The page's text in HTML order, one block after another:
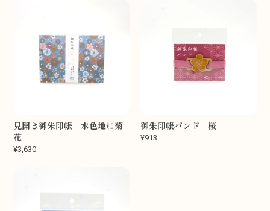
見開き御朱印帳 水色地に菊
花
¥3,630
御朱印帳バンド 桜
¥913